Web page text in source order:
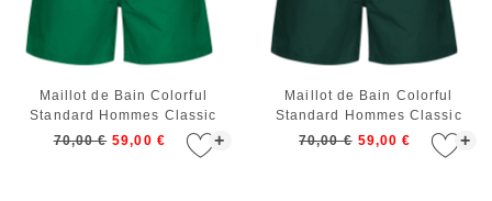
+
Maillot de Bain Colorful
Standard Hommes Classic
Swim Shorts Kelly Green
70,00 € 59,00 € +
Maillot de Bain Colorful
Standard Hommes Classic
Swim Shorts Emerald Green
70,00 € 59,00 €